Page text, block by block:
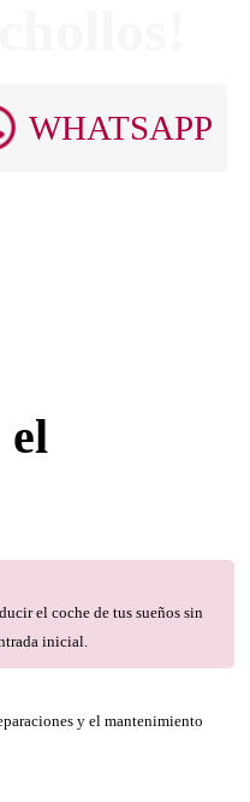
WHATSAPP
el
el coche de tus sueños sin
inicial.
y el mantenimiento